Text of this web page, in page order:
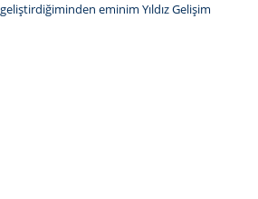
eminim Yıldız Gelişim